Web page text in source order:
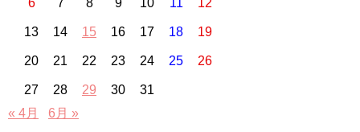
6 7 8 9 10 11 12
13 14 15 16 17 18 19
20 21 22 23 24 25 26
27 28 29 30
31
« 4月
6月 »